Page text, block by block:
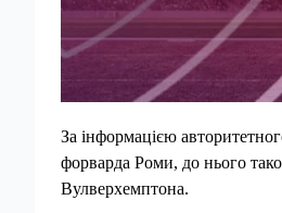
За інформацією
форварда Роми, до нього
Вулверхемптона.